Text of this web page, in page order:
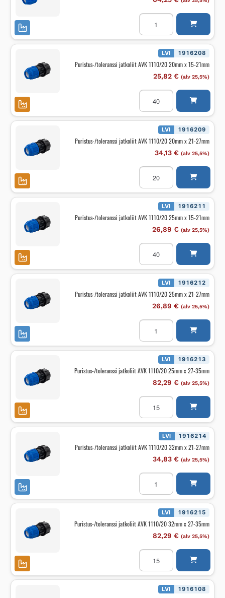
määrä
Puristus-/kierreliitin
haara
AVK
1110/08
63mm
2"sk
63mm
LVI 1916208
Puristus-/toleranssi jatkoliit AVK 1110/20 20mm x 15-21mm
25,82 € (alv 25,5%)
Puristus-/toleranssi
jatkoliit
1110/20
20mm
21mm
määrä
LVI 1916209
Puristus-/toleranssi jatkoliit AVK 1110/20 20mm x 21-27mm
34,13 € (alv 25,5%)
Puristus-/toleranssi
jatkoliit
1110/20
20mm
27mm
määrä
LVI 1916211
Puristus-/toleranssi jatkoliit AVK 1110/20 25mm x 15-21mm
26,89 € (alv 25,5%)
Puristus-/toleranssi
jatkoliit
1110/20
25mm
21mm
määrä
LVI 1916212
Puristus-/toleranssi jatkoliit AVK 1110/20 25mm x 21-27mm
26,89 € (alv 25,5%)
Puristus-/toleranssi
jatkoliit
1110/20
25mm
27mm
määrä
LVI 1916213
Puristus-/toleranssi jatkoliit AVK 1110/20 25mm x 27-35mm
82,29 € (alv 25,5%)
Puristus-/toleranssi
jatkoliit
1110/20
25mm
35mm
määrä
LVI 1916214
Puristus-/toleranssi jatkoliit AVK 1110/20 32mm x 21-27mm
34,83 € (alv 25,5%)
Puristus-/toleranssi
jatkoliit
1110/20
32mm
27mm
määrä
LVI 1916215
Puristus-/toleranssi jatkoliit AVK 1110/20 32mm x 27-35mm
82,29 € (alv 25,5%)
Puristus-/toleranssi
jatkoliit
1110/20
32mm
LVI 1916108